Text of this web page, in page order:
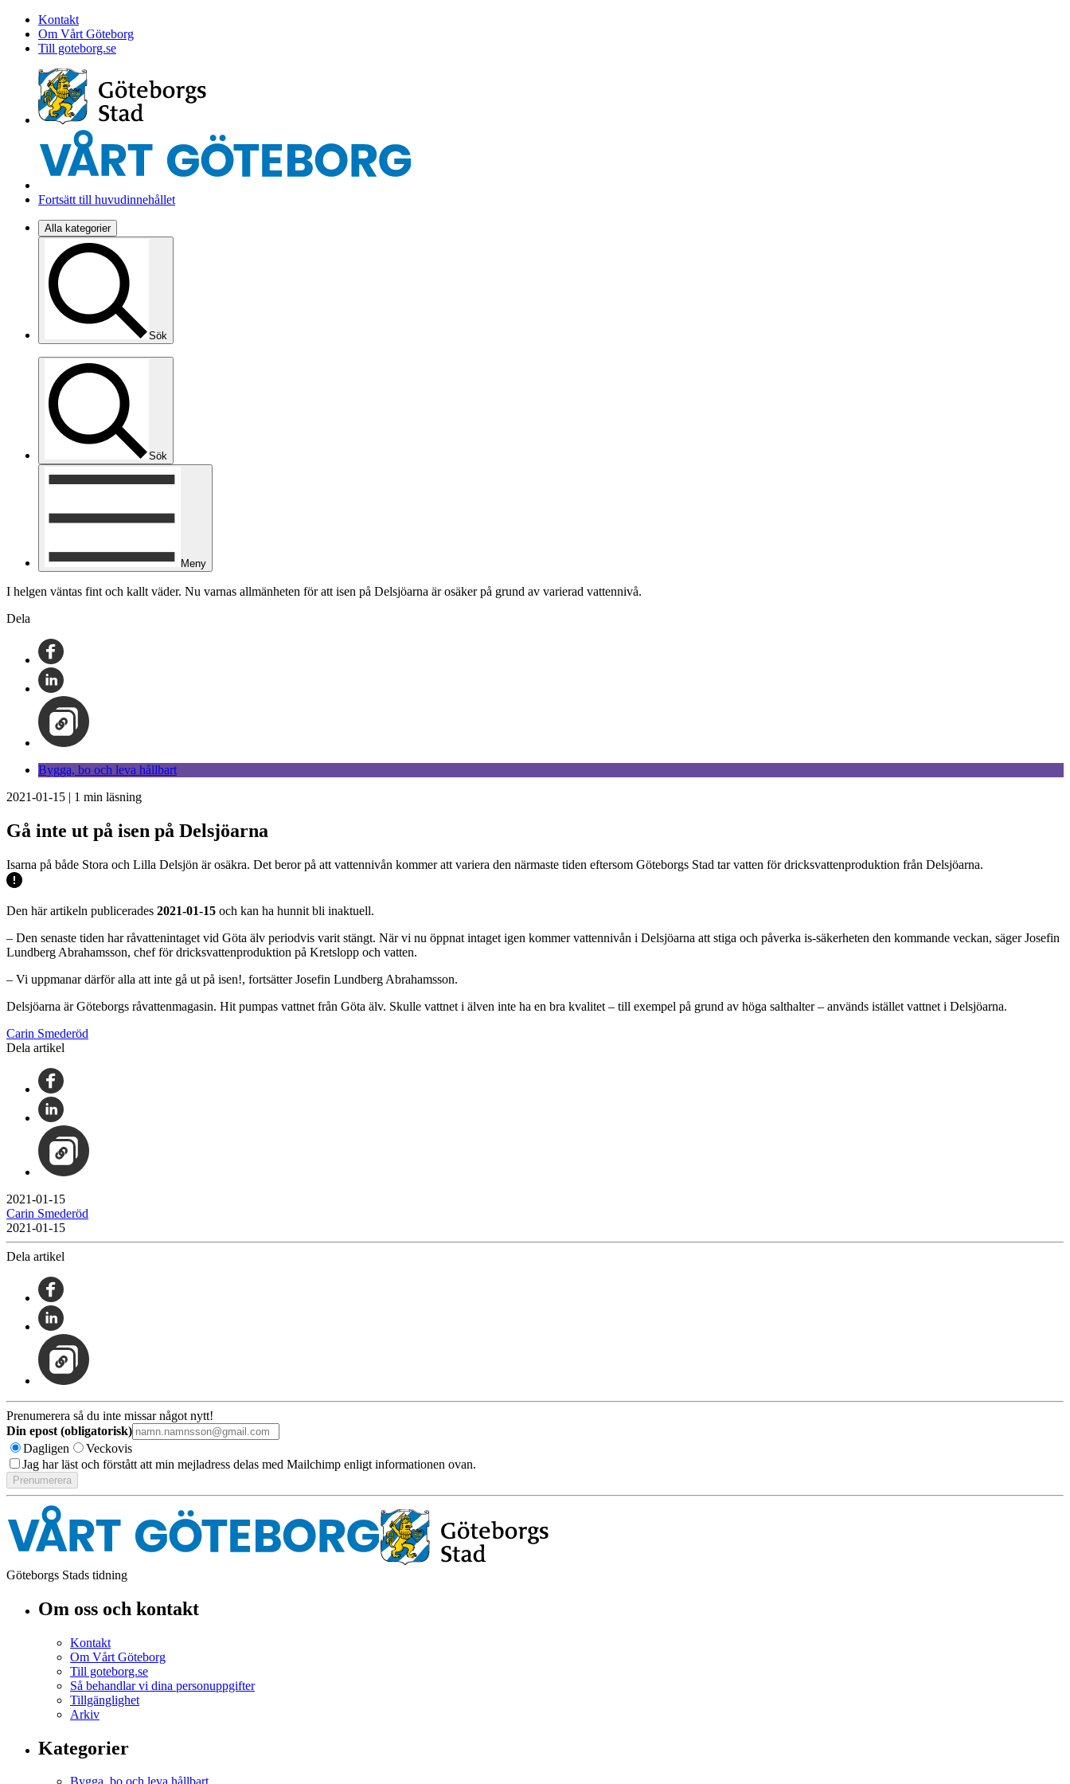
Kontakt
Om Vårt Göteborg
Till goteborg.se
Fortsätt till huvudinnehållet
Alla kategorier
Sök
Sök
Meny
I helgen väntas fint och kallt väder. Nu varnas allmänheten för att isen på Delsjöarna är osäker på grund av varierad vattennivå.
Dela
Bygga, bo och leva hållbart
2021-01-15 | 1 min läsning
Gå inte ut på isen på Delsjöarna
Isarna på både Stora och Lilla Delsjön är osäkra. Det beror på att vattennivån kommer att variera den närmaste tiden eftersom Göteborgs Stad tar vatten för dricksvattenproduktion från Delsjöarna.
Den här artikeln publicerades 2021-01-15 och kan ha hunnit bli inaktuell.
– Den senaste tiden har råvattenintaget vid Göta älv periodvis varit stängt. När vi nu öppnat intaget igen kommer vattennivån i Delsjöarna att stiga och påverka is-säkerheten den kommande veckan, säger Josefin
Lundberg Abrahamsson, chef för dricksvattenproduktion på Kretslopp och vatten.
– Vi uppmanar därför alla att inte gå ut på isen!, fortsätter Josefin Lundberg Abrahamsson.
Delsjöarna är Göteborgs råvattenmagasin. Hit pumpas vattnet från Göta älv. Skulle vattnet i älven inte ha en bra kvalitet – till exempel på grund av höga salthalter – används istället vattnet i Delsjöarna.
Carin Smederöd
Dela artikel
2021-01-15
Carin Smederöd
2021-01-15
Dela artikel
Prenumerera så du inte missar något nytt!
Din epost (obligatorisk)
Dagligen
Veckovis
Jag har läst och förstått att min mejladress delas med Mailchimp enligt informationen ovan.
Göteborgs Stads tidning
Om oss och kontakt
Kontakt
Om Vårt Göteborg
Till goteborg.se
Så behandlar vi dina personuppgifter
Tillgänglighet
Arkiv
Kategorier